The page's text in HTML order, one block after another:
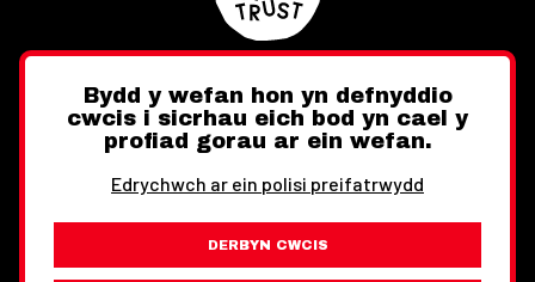
Twitter FacebookInstagram
Bydd y wefan hon yn defnyddio
cwcis i sicrhau eich bod yn cael y
profiad gorau ar ein wefan.
Edrychwch ar ein polisi preifatrwydd
DERBYN CWCIS